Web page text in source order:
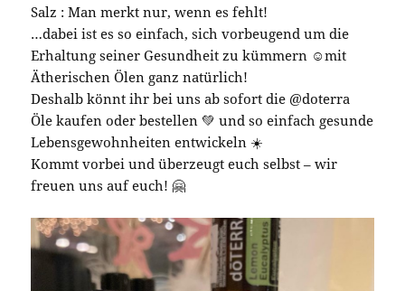
Salz : Man merkt nur, wenn es fehlt!
…dabei ist es so einfach, sich vorbeugend um die
Erhaltung seiner Gesundheit zu kümmern ☺️mit
Ätherischen Ölen ganz natürlich!
Deshalb könnt ihr bei uns ab sofort die @doterra
Öle kaufen oder bestellen 💚 und so einfach gesunde
Lebensgewohnheiten entwickeln ☀️
Kommt vorbei und überzeugt euch selbst – wir
freuen uns auf euch! 🤗